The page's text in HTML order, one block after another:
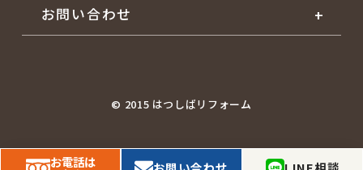
お電話は
お問い合わせ
© 2015 はつしばリフォーム